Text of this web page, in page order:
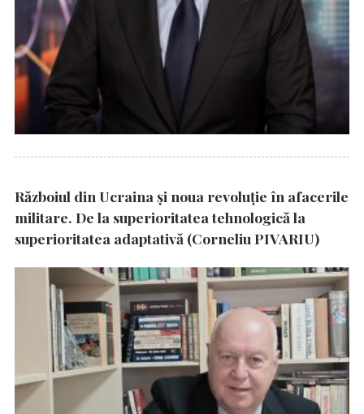
Războiul din Ucraina și noua revoluție în afacerile
militare. De la superioritatea tehnologică la
superioritatea adaptativă (Corneliu PIVARIU)